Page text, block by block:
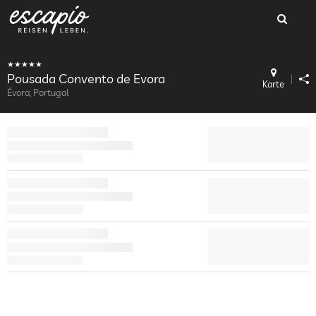
Pousada Convento de Evora
Évora, Portugal
Karte